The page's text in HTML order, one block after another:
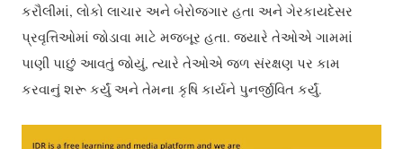
કરૌલીમાં, લોકો લાચાર અને બેરોજગાર હતા અને ગેરકાયદેસર
પ્રવૃત્તિઓમાં જોડાવા માટે મજબૂર હતા. જ્યારે તેઓએ ગામમાં
પાણી પાછું આવતું જોયું, ત્યારે તેઓએ જળ સંરક્ષણ પર કામ
કરવાનું શરૂ કર્યું અને તેમના કૃષિ કાર્યને પુનર્જીવિત કર્યું.